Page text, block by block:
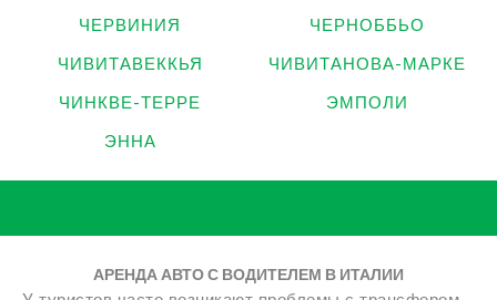
ЧЕРВИНИЯ
ЧЕРНОББЬО
ЧИВИТАВЕККЬЯ
ЧИВИТАНОВА-МАРКЕ
ЧИНКВЕ-ТЕРРЕ
ЭМПОЛИ
ЭННА
АРЕНДА АВТО С ВОДИТЕЛЕМ В ИТАЛИИ